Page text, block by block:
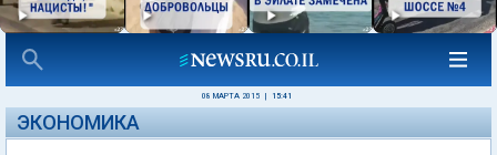
08 МАРТА 2015 15:41
ЭКОНОМИКА